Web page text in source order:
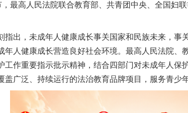
最高人民法院联合教育部、共青团中央、全国妇
出，未成年人健康成长事关国家和民族未来，事
年人健康成长营造良好社会环境。最高人民法院
工作重要指示批示精神，结合四部门对未成年人保
盖广泛、持续运行的法治教育品牌项目，服务青少